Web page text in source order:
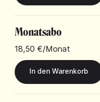
Monatsabo
18,50 €/Monat